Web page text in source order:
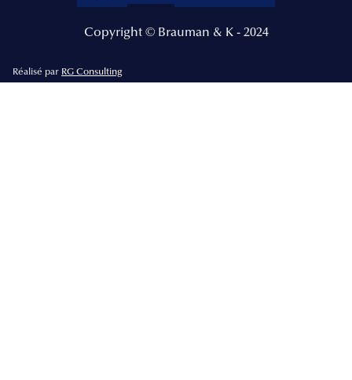
Copyright © Brauman & K - 2024
Réalisé par RG Consulting